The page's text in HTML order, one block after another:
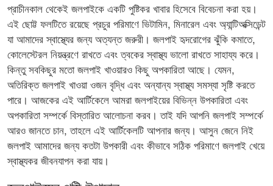
প্রাচীনকাল থেকেই জলপাইকে একটি পুষ্টিকর খাবার হিসেবে বিবেচনা করা হয়।
এই ছোট্ট ফলটিতে রয়েছে প্রচুর পরিমাণে ভিটামিন, মিনারেল এবং অ্যান্টিঅক্সিডেন্ট
যা আমাদের স্বাস্থ্যের জন্য অত্যন্ত জরুরী। জলপাই হৃদরোগের ঝুঁকি কমাতে,
কোলেস্টেরল নিয়ন্ত্রণে রাখতে এবং ত্বকের স্বাস্থ্য ভালো রাখতে সাহায্য করে।
কিন্তু সবকিছুর মতো জলপাই খাওয়ারও কিছু অপকারিতা আছে। যেমন,
অতিরিক্ত জলপাই খাওয়া ওজন বৃদ্ধি এবং অন্যান্য স্বাস্থ্য সমস্যা সৃষ্টি করতে
পারে। আজকের এই আর্টিকেলে আমরা জলপাইয়ের বিভিন্ন উপকারিতা এবং
অপকারিতা সম্পর্কে বিস্তারিত আলোচনা করব। তাই যদি আপনি জলপাই সম্পর্কে
আরও জানতে চান, তাহলে এই আর্টিকেলটি আপনার জন্য। আসুন জেনে নিই
জলপাই আমাদের জন্য কতটা উপকারী এবং কীভাবে সঠিক পরিমাণে জলপাই খেয়ে
স্বাস্থ্যকর জীবনযাপন করা যায়।